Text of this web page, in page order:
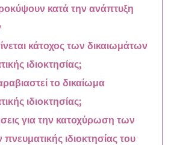
κατά την ανάπτυξη
κάτοχος των δικαιωμάτων
ιδιοκτησίας;
το δικαίωμα
ιδιοκτησίας;
για την κατοχύρωση των
ιδιοκτησίας του